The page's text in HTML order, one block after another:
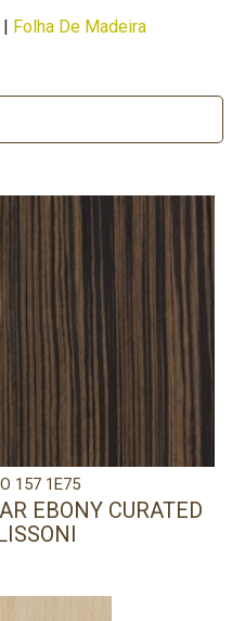
| Folha De Madeira
157 1E75
EBONY CURATED